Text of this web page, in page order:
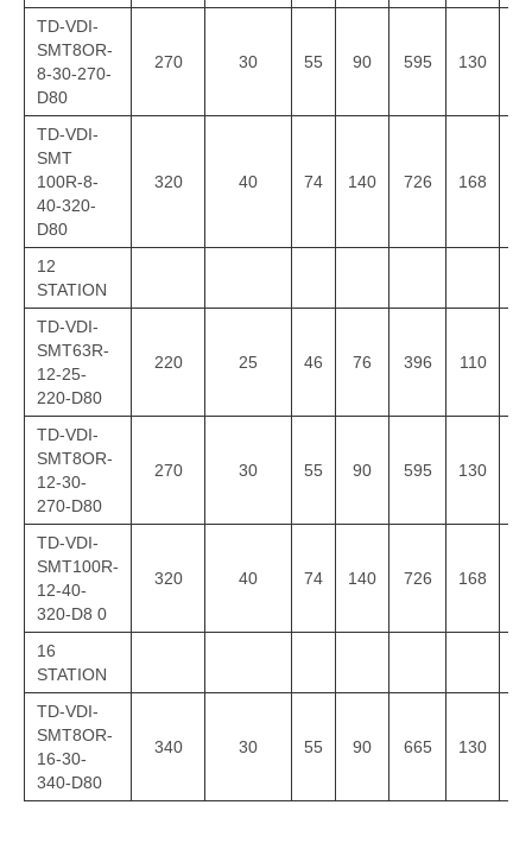
TD-VDI-
SMT8OR-
8-30-270-
D80
270 30 55 90 595 130
TD-VDI-
SMT
100R-8-
40-320-
D80
320 40 74 140 726 168
12
STATION
TD-VDI-
SMT63R-
12-25-
220-D80
220 25 46 76 396 110
TD-VDI-
SMT8OR-
12-30-
270-D80
270 30 55 90 595 130
TD-VDI-
SMT100R-
12-40-
320-D8 0
320 40 74 140 726 168
16
STATION
TD-VDI-
SMT8OR-
16-30-
340-D80
340 30 55 90 665 130